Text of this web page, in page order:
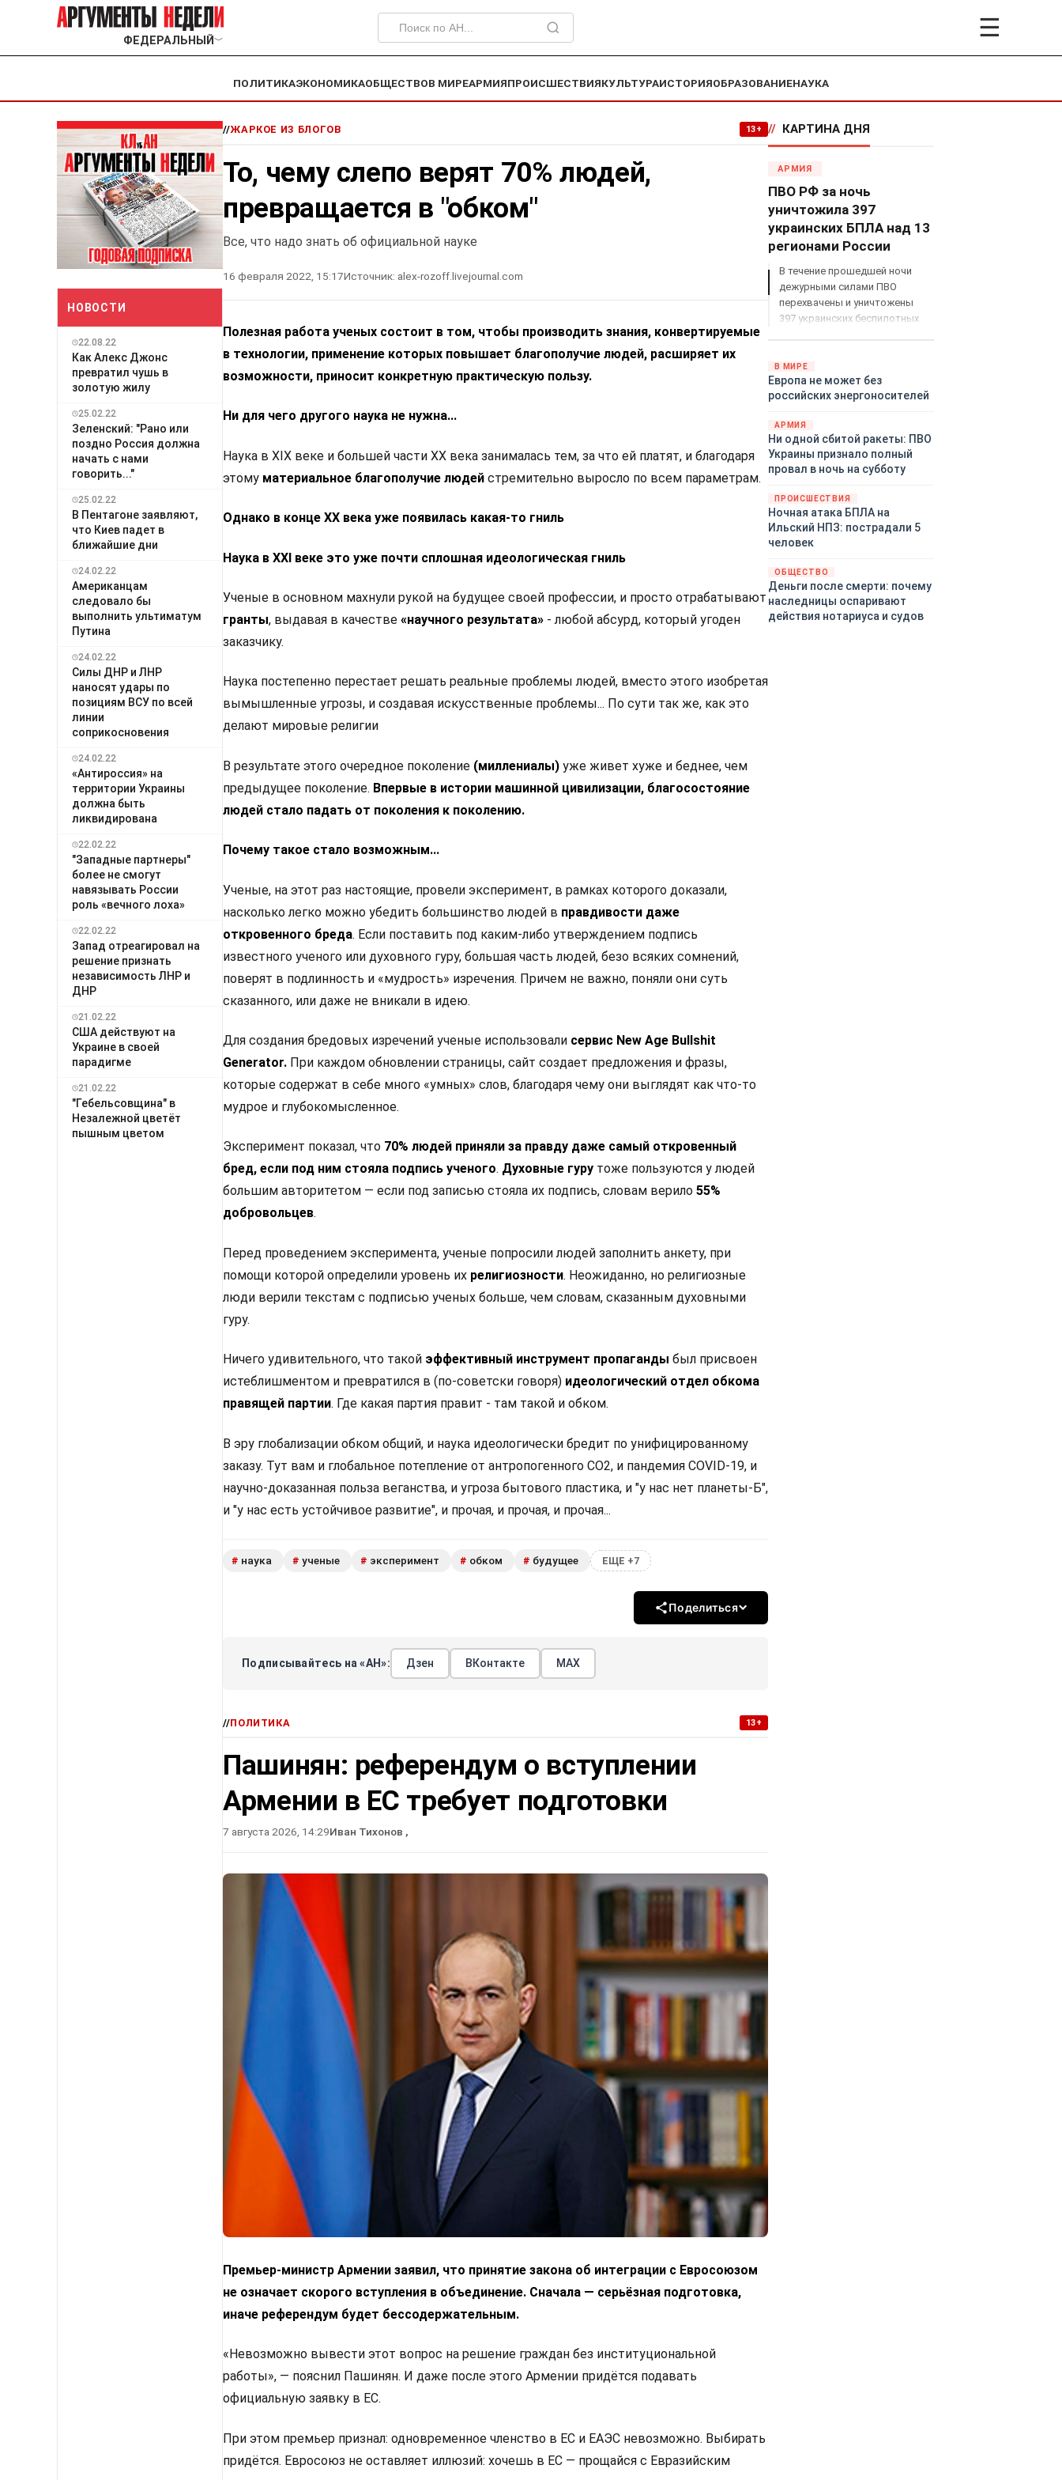
ФЕДЕРАЛЬНЫЙ ﹀ ☰
ПОЛИТИКАЭКОНОМИКАОБЩЕСТВОВ МИРЕАРМИЯПРОИСШЕСТВИЯКУЛЬТУРАИСТОРИЯОБРАЗОВАНИЕНАУКА
НОВОСТИ
22.08.22
Как Алекс Джонс
превратил чушь в
золотую жилу
25.02.22
Зеленский: "Рано или
поздно Россия должна
начать с нами
говорить..."
25.02.22
В Пентагоне заявляют,
что Киев падет в
ближайшие дни
24.02.22
Американцам
следовало бы
выполнить ультиматум
Путина
24.02.22
Силы ДНР и ЛНР
наносят удары по
позициям ВСУ по всей
линии
соприкосновения
24.02.22
«Антироссия» на
территории Украины
должна быть
ликвидирована
22.02.22
"Западные партнеры"
более не смогут
навязывать России
роль «вечного лоха»
22.02.22
Запад отреагировал на
решение признать
независимость ЛНР и
ДНР
21.02.22
США действуют на
Украине в своей
парадигме
21.02.22
"Гебельсовщина" в
Незалежной цветёт
пышным цветом
//ЖАРКОЕ ИЗ БЛОГОВ 13+
То, чему слепо верят 70% людей,
превращается в "обком"
Все, что надо знать об официальной науке
16 февраля 2022, 15:17Источник: alex-rozoff.livejournal.com
Полезная работа ученых состоит в том, чтобы производить знания, конвертируемые
в технологии, применение которых повышает благополучие людей, расширяет их
возможности, приносит конкретную практическую пользу.
Ни для чего другого наука не нужна...
Наука в XIX веке и большей части XX века занималась тем, за что ей платят, и благодаря
этому материальное благополучие людей стремительно выросло по всем параметрам.
Однако в конце XX века уже появилась какая-то гниль
Наука в XXI веке это уже почти сплошная идеологическая гниль
Ученые в основном махнули рукой на будущее своей профессии, и просто отрабатывают
гранты, выдавая в качестве «научного результата» - любой абсурд, который угоден
заказчику.
Наука постепенно перестает решать реальные проблемы людей, вместо этого изобретая
вымышленные угрозы, и создавая искусственные проблемы... По сути так же, как это
делают мировые религии
В результате этого очередное поколение (миллениалы) уже живет хуже и беднее, чем
предыдущее поколение. Впервые в истории машинной цивилизации, благосостояние
людей стало падать от поколения к поколению.
Почему такое стало возможным...
Ученые, на этот раз настоящие, провели эксперимент, в рамках которого доказали,
насколько легко можно убедить большинство людей в правдивости даже
откровенного бреда. Если поставить под каким-либо утверждением подпись
известного ученого или духовного гуру, большая часть людей, безо всяких сомнений,
поверят в подлинность и «мудрость» изречения. Причем не важно, поняли они суть
сказанного, или даже не вникали в идею.
Для создания бредовых изречений ученые использовали сервис New Age Bullshit
Generator. При каждом обновлении страницы, сайт создает предложения и фразы,
которые содержат в себе много «умных» слов, благодаря чему они выглядят как что-то
мудрое и глубокомысленное.
Эксперимент показал, что 70% людей приняли за правду даже самый откровенный
бред, если под ним стояла подпись ученого. Духовные гуру тоже пользуются у людей
большим авторитетом — если под записью стояла их подпись, словам верило 55%
добровольцев.
Перед проведением эксперимента, ученые попросили людей заполнить анкету, при
помощи которой определили уровень их религиозности. Неожиданно, но религиозные
люди верили текстам с подписью ученых больше, чем словам, сказанным духовными
гуру.
Ничего удивительного, что такой эффективный инструмент пропаганды был присвоен
истеблишментом и превратился в (по-советски говоря) идеологический отдел обкома
правящей партии. Где какая партия правит - там такой и обком.
В эру глобализации обком общий, и наука идеологически бредит по унифицированному
заказу. Тут вам и глобальное потепление от антропогенного CO2, и пандемия COVID-19, и
научно-доказанная польза веганства, и угроза бытового пластика, и "у нас нет планеты-Б",
и "у нас есть устойчивое развитие", и прочая, и прочая, и прочая...
# наука # ученые # эксперимент # обком # будущее ЕЩЕ +7
Поделиться
Подписывайтесь на «АН»: Дзен ВКонтакте МАХ
//ПОЛИТИКА 13+
Пашинян: референдум о вступлении
Армении в ЕС требует подготовки
7 августа 2026, 14:29Иван Тихонов ,
Премьер-министр Армении заявил, что принятие закона об интеграции с Евросоюзом
не означает скорого вступления в объединение. Сначала — серьёзная подготовка,
иначе референдум будет бессодержательным.
«Невозможно вывести этот вопрос на решение граждан без институциональной
работы», — пояснил Пашинян. И даже после этого Армении придётся подавать
официальную заявку в ЕС.
При этом премьер признал: одновременное членство в ЕС и ЕАЭС невозможно. Выбирать
придётся. Евросоюз не оставляет иллюзий: хочешь в ЕС — прощайся с Евразийским
// КАРТИНА ДНЯ
АРМИЯ
ПВО РФ за ночь
уничтожила 397
украинских БПЛА над 13
регионами России
В течение прошедшей ночи
дежурными силами ПВО
перехвачены и уничтожены
397 украинских беспилотных
территориями Белгородской,
Брянской, Воронежской,
Курской, Липецкой,
Ростовской, Рязанской,
Самарской, Саратовской,
Тамбовской, Тульской
областей, Краснодарского
края, Республики Крым и над
акваторией Азовского моря.
В МИРЕ
Европа не может без
российских энергоносителей
АРМИЯ
Ни одной сбитой ракеты: ПВО
Украины признало полный
провал в ночь на субботу
ПРОИСШЕСТВИЯ
Ночная атака БПЛА на
Ильский НПЗ: пострадали 5
человек
ОБЩЕСТВО
Деньги после смерти: почему
наследницы оспаривают
действия нотариуса и судов